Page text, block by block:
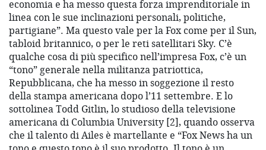
economia e ha messo questa forza imprenditoriale in
linea con le sue inclinazioni personali, politiche,
partigiane”. Ma questo vale per la Fox come per il Sun,
tabloid britannico, o per le reti satellitari Sky. C’è
qualche cosa di più specifico nell’impresa Fox, c’è un
“tono” generale nella militanza patriottica,
Repubblicana, che ha messo in soggezione il resto
della stampa americana dopo l’11 settembre. E lo
sottolinea Todd Gitlin, lo studioso della televisione
americana di Columbia University [2], quando osserva
che il talento di Ailes è martellante e “Fox News ha un